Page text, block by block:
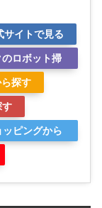
イトで見る
のロボット掃
探す
す
ピングから